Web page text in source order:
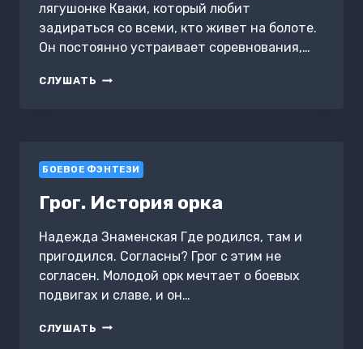
лягушонке Кваки, который любит
задираться со всеми, кто живет на болоте.
Он постоянно устраивает соревнования,…
СЛУШАТЬ ЛЯГУШОНОК
БОЕВОЕ ФЭНТЕЗИ
Грог. История орка
Надежда Знаменская Где родился, там и
пригодился. Согласны? Грог с этим не
согласен. Молодой орк мечтает о боевых
подвигах и славе, и он…
СЛУШАТЬ ГРОГ.